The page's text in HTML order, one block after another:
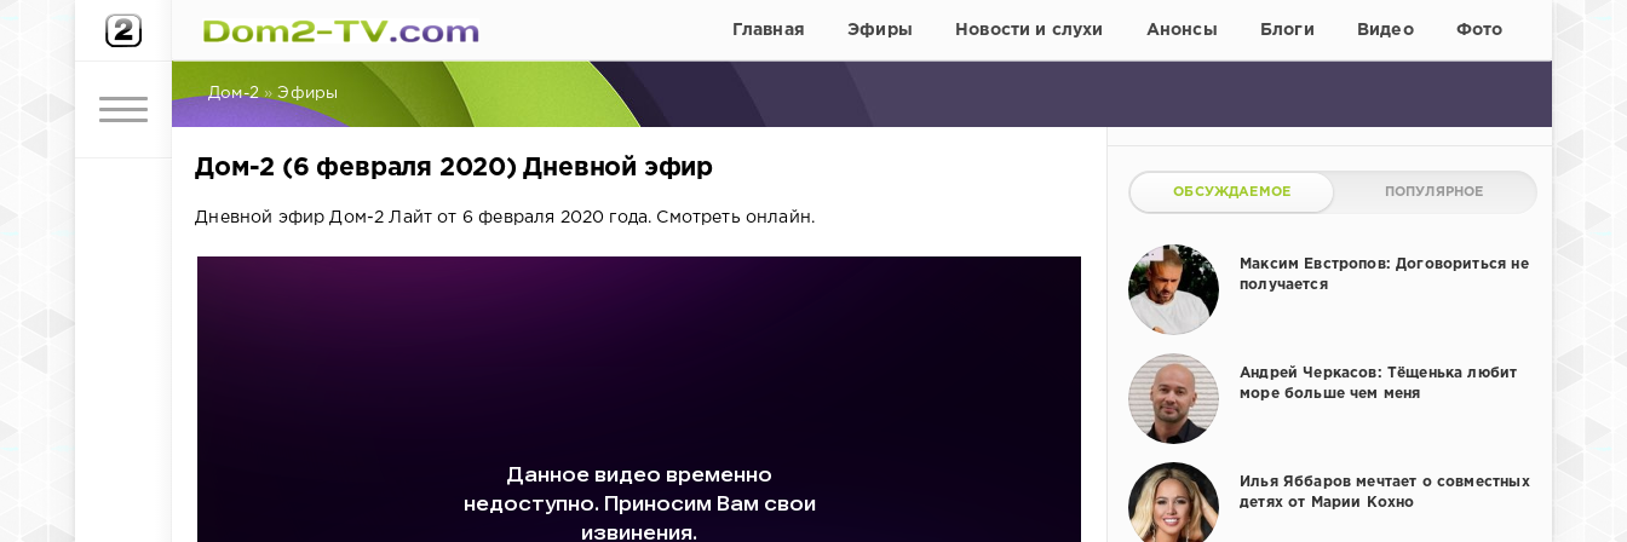
Главная Эфиры Новости и слухи Анонсы Блоги Видео Фото
Дом-2 »Эфиры
Дом-2 (6 февраля 2020) Дневной эфир
Дневной эфир Дом-2 Лайт от 6 февраля 2020 года. Смотреть онлайн.
ОБСУЖДАЕМОЕ ПОПУЛЯРНОЕ
Максим Евстропов: Договориться не
получается
Андрей Черкасов: Тёщенька любит
море больше чем меня
Илья Яббаров мечтает о совместных
детях от Марии Кохно